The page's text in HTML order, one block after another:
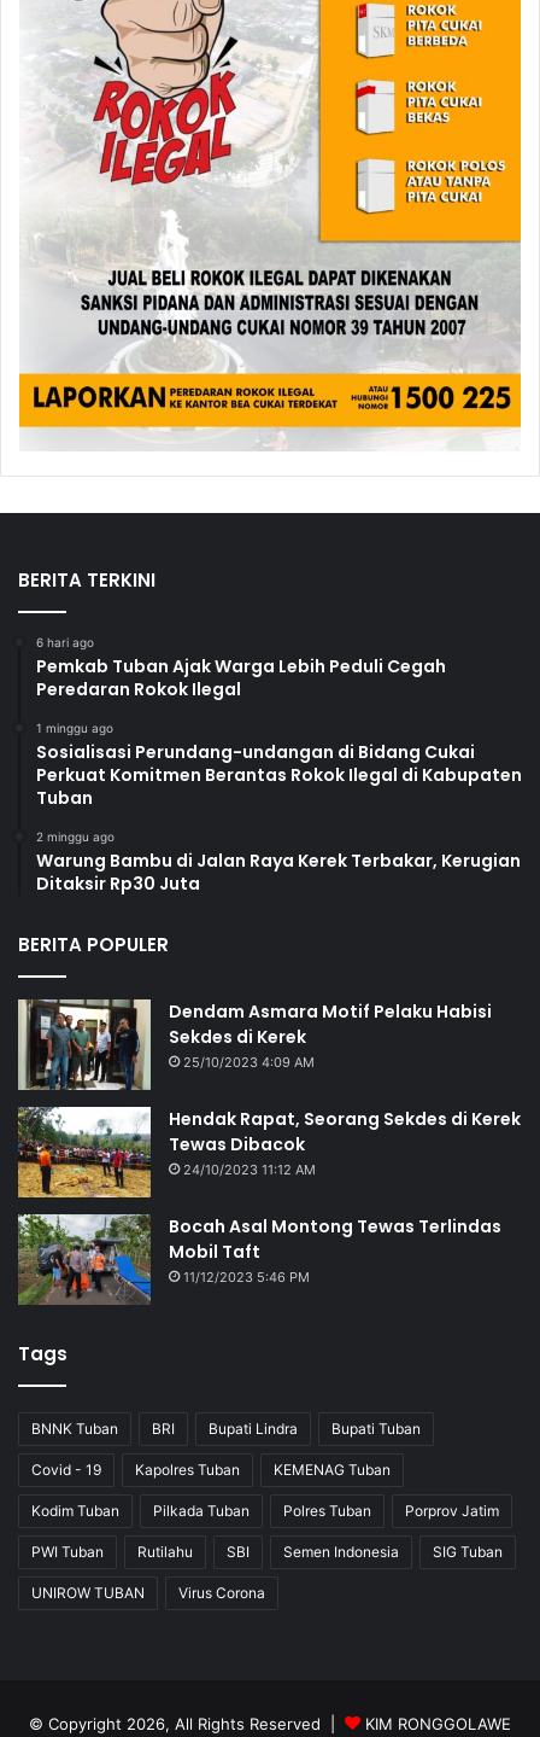
BERITA TERKINI
6 hari ago
Pemkab Tuban Ajak Warga Lebih Peduli Cegah
Peredaran Rokok Ilegal
1 minggu ago
Sosialisasi Perundang-undangan di Bidang Cukai
Perkuat Komitmen Berantas Rokok Ilegal di Kabupaten
Tuban
2 minggu ago
Warung Bambu di Jalan Raya Kerek Terbakar, Kerugian
Ditaksir Rp30 Juta
BERITA POPULER
Dendam Asmara Motif Pelaku Habisi
Sekdes di Kerek
25/10/2023 4:09 AM
Hendak Rapat, Seorang Sekdes di Kerek
Tewas Dibacok
24/10/2023 11:12 AM
Bocah Asal Montong Tewas Terlindas
Mobil Taft
11/12/2023 5:46 PM
Tags
BNNK Tuban BRI Bupati Lindra Bupati Tuban
Covid - 19 Kapolres Tuban KEMENAG Tuban
Kodim Tuban Pilkada Tuban Polres Tuban Porprov Jatim
PWI Tuban Rutilahu SBI Semen Indonesia SIG Tuban
UNIROW TUBAN Virus Corona
© Copyright 2026, All Rights Reserved | KIM RONGGOLAWE